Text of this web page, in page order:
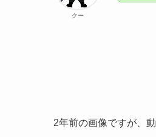
クー
2年前の画像ですが、